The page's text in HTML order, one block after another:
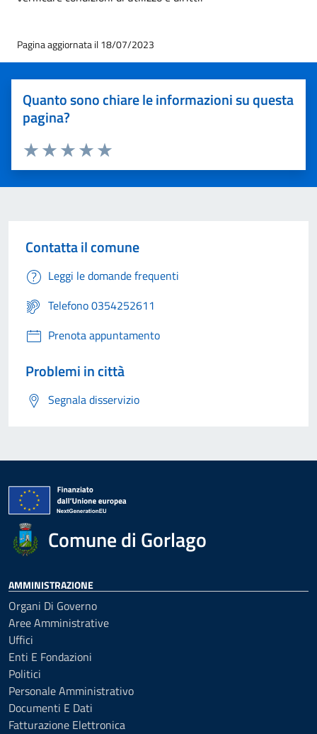
Pagina aggiornata il 18/07/2023
Quanto sono chiare le informazioni su questa
pagina?
Valuta 5 stelle su 5
Valuta 4 stelle su 5
Valuta 3 stelle su 5
Valuta 2 stelle su 5
Valuta 1 stelle su 5
Contatta il comune
Leggi le domande frequenti
Telefono 0354252611
Prenota appuntamento
Problemi in città
Segnala disservizio
Comune di Gorlago
AMMINISTRAZIONE
Organi Di Governo
Aree Amministrative
Uffici
Enti E Fondazioni
Politici
Personale Amministrativo
Documenti E Dati
Fatturazione Elettronica